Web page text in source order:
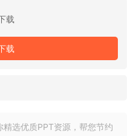
载
载
选优质PPT资源，帮您节约